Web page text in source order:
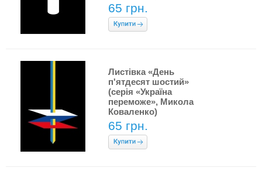
65 грн.
Листівка «День
п'ятдесят шостий»
(серія «Україна
переможе», Микола
Коваленко)
65 грн.